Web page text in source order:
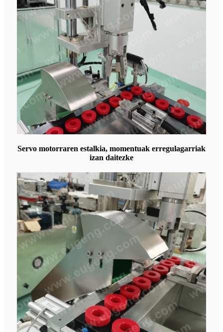
Servo motorraren estalkia, momentuak erregulagarriak
izan daitezke